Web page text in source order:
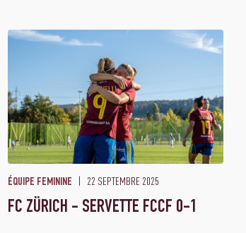
ÉQUIPE FEMININE 22 SEPTEMBRE 2025
FC ZÜRICH - SERVETTE FCCF 0-1